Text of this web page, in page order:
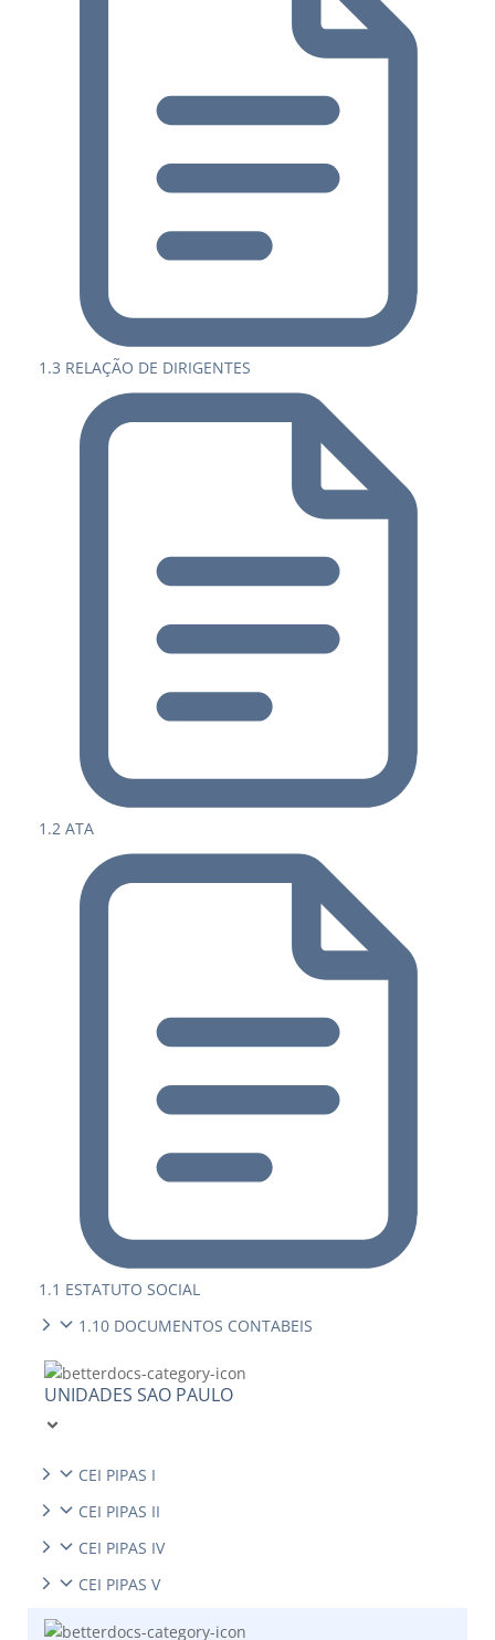
1.3 RELAÇÃO DE DIRIGENTES
1.2 ATA
1.1 ESTATUTO SOCIAL
1.10 DOCUMENTOS CONTABEIS
UNIDADES SAO PAULO
CEI PIPAS I
CEI PIPAS II
CEI PIPAS IV
CEI PIPAS V